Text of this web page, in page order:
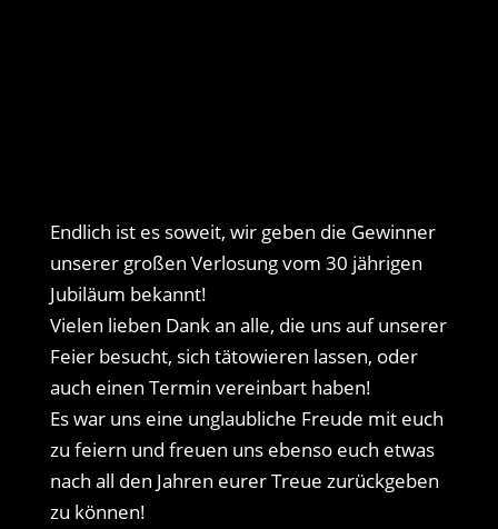
Endlich ist es soweit, wir geben die Gewinner
unserer großen Verlosung vom 30 jährigen
Jubiläum bekannt!
Vielen lieben Dank an alle, die uns auf unserer
Feier besucht, sich tätowieren lassen, oder
auch einen Termin vereinbart haben!
Es war uns eine unglaubliche Freude mit euch
zu feiern und freuen uns ebenso euch etwas
nach all den Jahren eurer Treue zurückgeben
zu können!